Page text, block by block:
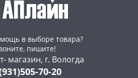
в выборе товара?
пишите!
магазин, г. Вологда
70-20